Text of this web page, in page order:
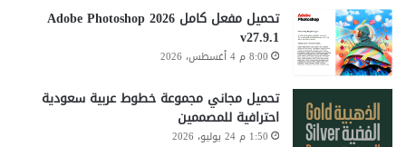
تحميل مفعل كامل Adobe Photoshop 2026
v27.9.1
8:00 م 4 أغسطس، 2026
تحميل مجاني مجموعة خطوط عربية سعودية
احترافية للمصممين
1:50 م 24 يوليو، 2026